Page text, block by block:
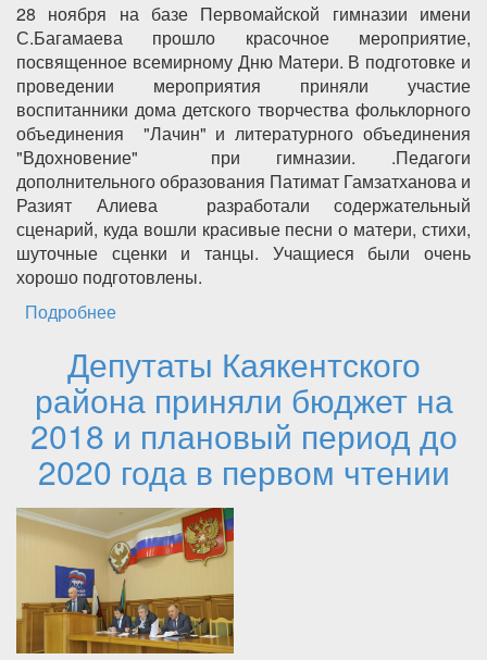
28 ноября на базе Первомайской гимназии имени
С.Багамаева прошло красочное мероприятие,
посвященное всемирному Дню Матери. В подготовке и
проведении мероприятия приняли участие
воспитанники дома детского творчества фольклорного
объединения "Лачин" и литературного объединения
"Вдохновение" при гимназии. .Педагоги
дополнительного образования Патимат Гамзатханова и
Разият Алиева разработали содержательный
сценарий, куда вошли красивые песни о матери, стихи,
шуточные сценки и танцы. Учащиеся были очень
хорошо подготовлены.
Подробнее
Депутаты Каякентского
района приняли бюджет на
2018 и плановый период до
2020 года в первом чтении